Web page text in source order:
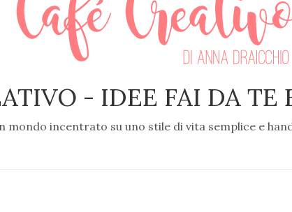
- IDEE FAI DA TE
mondo incentrato su uno stile di vita semplice e